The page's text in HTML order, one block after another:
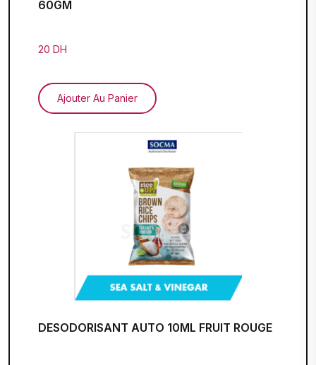
60GM
20 DH
Ajouter Au Panier
DESODORISANT AUTO 10ML FRUIT ROUGE